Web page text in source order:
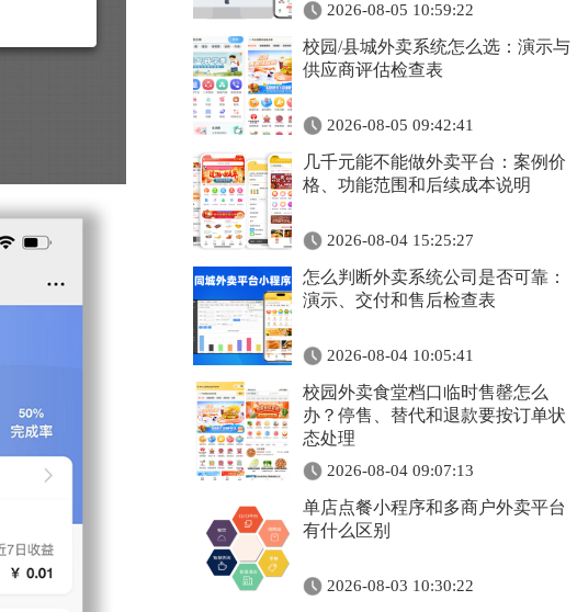
2026-08-05 10:59:22
校园/县城外卖系统怎么选：演示与
供应商评估检查表
2026-08-05 09:42:41
几千元能不能做外卖平台：案例价
格、功能范围和后续成本说明
2026-08-04 15:25:27
怎么判断外卖系统公司是否可靠：
演示、交付和售后检查表
2026-08-04 10:05:41
校园外卖食堂档口临时售罄怎么
办？停售、替代和退款要按订单状
态处理
2026-08-04 09:07:13
单店点餐小程序和多商户外卖平台
有什么区别
2026-08-03 10:30:22